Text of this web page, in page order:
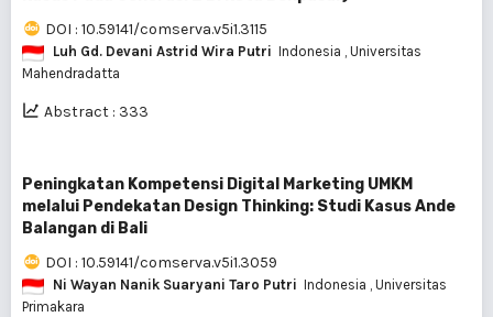
DOI : 10.59141/comserva.v5i1.3115
Luh Gd. Devani Astrid Wira Putri Indonesia , Universitas
Mahendradatta
Abstract : 333
Peningkatan Kompetensi Digital Marketing UMKM
melalui Pendekatan Design Thinking: Studi Kasus Ande
Balangan di Bali
DOI : 10.59141/comserva.v5i1.3059
Ni Wayan Nanik Suaryani Taro Putri Indonesia , Universitas
Primakara